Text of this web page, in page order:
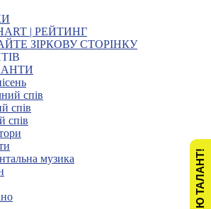
| РЕЙТИНГ
ЗІРКОВУ СТОРІНКУ
спів
спів
спів
музика